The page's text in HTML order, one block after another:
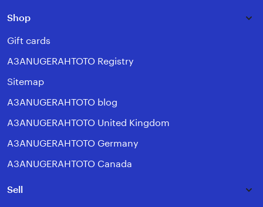
Shop
Gift cards
A3ANUGERAHTOTO Registry
Sitemap
A3ANUGERAHTOTO blog
A3ANUGERAHTOTO United Kingdom
A3ANUGERAHTOTO Germany
A3ANUGERAHTOTO Canada
Sell